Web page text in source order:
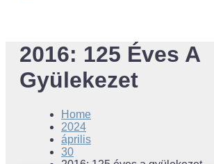
2016: 125 Éves A
Gyülekezet
Home
2024
április
30